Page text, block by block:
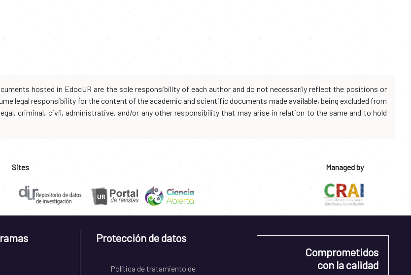
hosted in EdocUR are the sole responsibility of each author and do not necessarily reflect the positions or
legal responsibility for the content of the academic and scientific documents made available, being excluded from
criminal, civil, administrative, and/or any other responsibility that may arise in relation to the same and to hold
Sites Managed by
Protección de datos
Política de tratamiento de
Comprometidos
con la calidad